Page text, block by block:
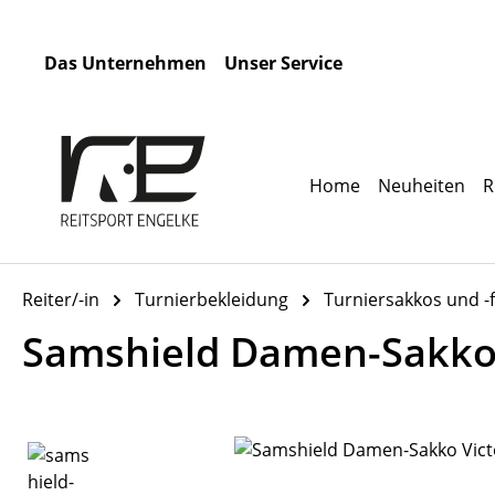
Das Unternehmen
Unser Service
Home Neuheiten
Reiter/-in Turnierbekleidung Turniersakkos und -
Samshield Damen-
Bildergalerie überspringen